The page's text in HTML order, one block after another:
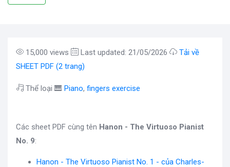
15,000 views Last updated: 21/05/2026
Tải về
SHEET PDF (2 trang)
Thể loại 🎹 Piano, fingers exercise
Các sheet PDF cùng tên Hanon - The Virtuoso Pianist
No. 9:
Hanon - The Virtuoso Pianist No. 1 - của Charles-